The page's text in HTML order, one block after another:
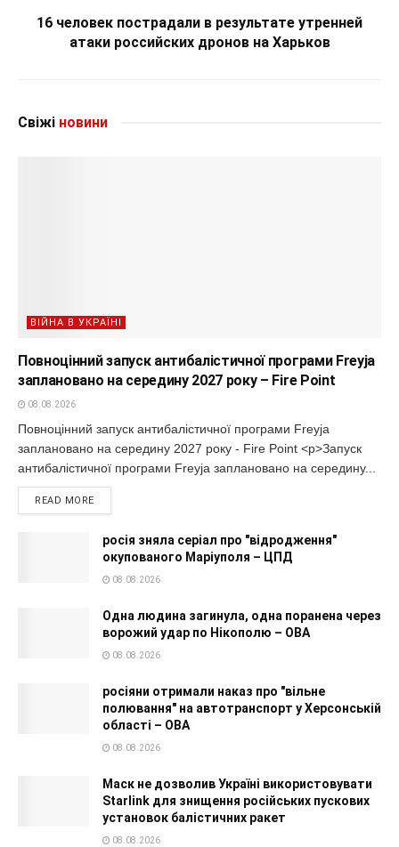
16 человек пострадали в результате утренней
атаки российских дронов на Харьков
Свіжі новини
ВІЙНА В УКРАЇНІ
Повноцінний запуск антибалістичної програми Freyja
заплановано на середину 2027 року – Fire Point
08.08.2026
Повноцінний запуск антибалістичної програми Freyja
заплановано на середину 2027 року - Fire Point <p>Запуск
антибалістичної програми Freyja заплановано на середину...
READ MORE
росія зняла серіал про "відродження"
окупованого Маріуполя – ЦПД
08.08.2026
Одна людина загинула, одна поранена через
ворожий удар по Нікополю – ОВА
08.08.2026
росіяни отримали наказ про "вільне
полювання" на автотранспорт у Херсонській
області – ОВА
08.08.2026
Маск не дозволив Україні використовувати
Starlink для знищення російських пускових
установок балістичних ракет
08.08.2026